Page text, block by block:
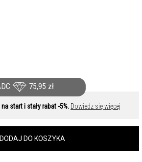
75,95 zł
na start i stały rabat -5%. Dowiedz się więcej
DODAJ DO KOSZYKA